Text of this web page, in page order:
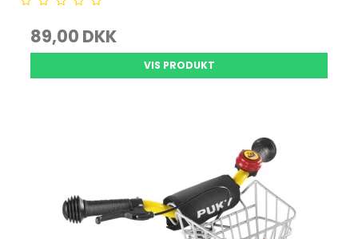
89,00 DKK
VIS PRODUKT